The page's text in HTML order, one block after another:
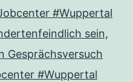
#Wuppertal
sein,
Gesprächsversuch
#Wuppertal